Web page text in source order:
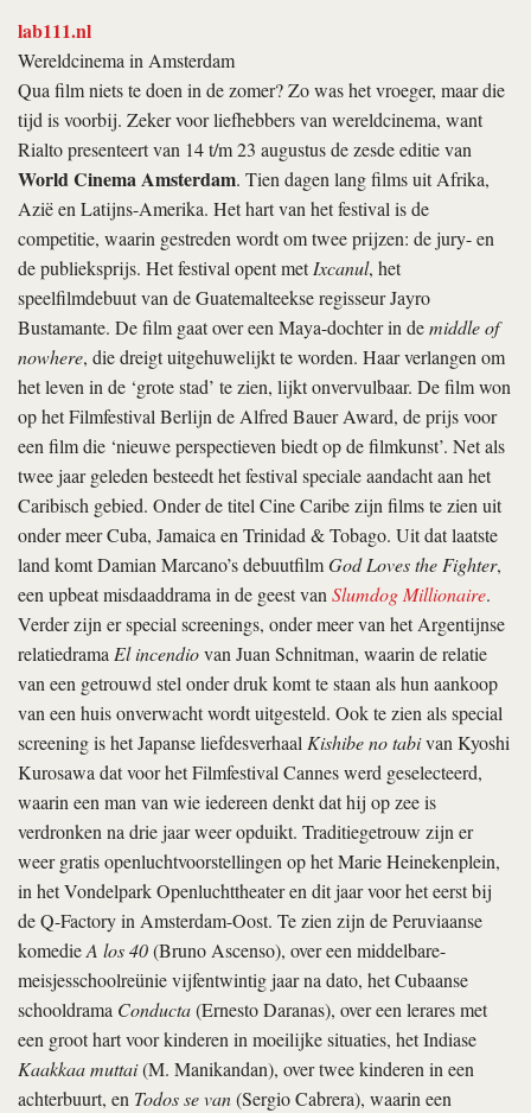
lab111.nl
Wereldcinema in Amsterdam
Qua film niets te doen in de zomer? Zo was het vroeger, maar die
tijd is voorbij. Zeker voor liefhebbers van wereldcinema, want
Rialto presenteert van 14 t/m 23 augustus de zesde editie van
World Cinema Amsterdam. Tien dagen lang films uit Afrika,
Azië en Latijns-Amerika. Het hart van het festival is de
competitie, waarin gestreden wordt om twee prijzen: de jury- en
de publieksprijs. Het festival opent metIxcanul, het
speelfilmdebuut van de Guatemalteekse regisseur Jayro
Bustamante. De film gaat over een Maya-dochter in demiddle of
nowhere, die dreigt uitgehuwelijkt te worden. Haar verlangen om
het leven in de ‘grote stad’ te zien, lijkt onvervulbaar. De film won
op het Filmfestival Berlijn de Alfred Bauer Award, de prijs voor
een film die ‘nieuwe perspectieven biedt op de filmkunst’. Net als
twee jaar geleden besteedt het festival speciale aandacht aan het
Caribisch gebied. Onder de titel Cine Caribe zijn films te zien uit
onder meer Cuba, Jamaica en Trinidad & Tobago. Uit dat laatste
land komt Damian Marcano’s debuutfilmGod Loves the Fighter,
een upbeat misdaaddrama in de geest vanSlumdog Millionaire.
Verder zijn er special screenings, onder meer van het Argentijnse
relatiedramaEl incendiovan Juan Schnitman, waarin de relatie
van een getrouwd stel onder druk komt te staan als hun aankoop
van een huis onverwacht wordt uitgesteld. Ook te zien als special
screening is het Japanse liefdesverhaalKishibe no tabivan Kyoshi
Kurosawa dat voor het Filmfestival Cannes werd geselecteerd,
waarin een man van wie iedereen denkt dat hij op zee is
verdronken na drie jaar weer opduikt. Traditiegetrouw zijn er
weer gratis openluchtvoorstellingen op het Marie Heinekenplein,
in het Vondelpark Openluchttheater en dit jaar voor het eerst bij
de Q-Factory in Amsterdam-Oost. Te zien zijn de Peruviaanse
komedieA los 40(Bruno Ascenso), over een middelbare-
meisjesschoolreünie vijfentwintig jaar na dato, het Cubaanse
schooldrama Conducta(Ernesto Daranas), over een lerares met
een groot hart voor kinderen in moeilijke situaties, het Indiase
Kaakkaa muttai(M. Manikandan), over twee kinderen in een
achterbuurt, en Todos se van(Sergio Cabrera), waarin een